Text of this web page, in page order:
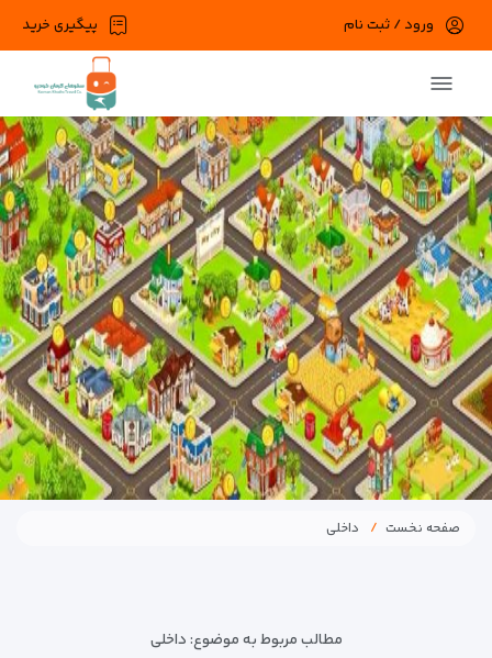
پیگیری خرید ورود / ثبت نام
صفحه نخست داخلی
مطالب مربوط به موضوع:داخلی